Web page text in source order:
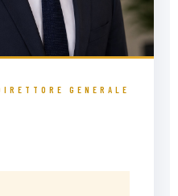
GENERALE